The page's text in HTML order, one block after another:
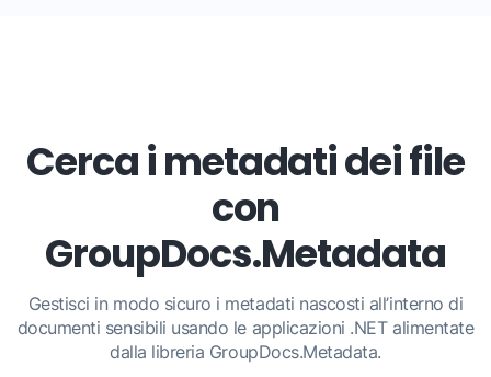
Cerca i metadati dei file
con
GroupDocs.Metadata
Gestisci in modo sicuro i metadati nascosti all’interno di
documenti sensibili usando le applicazioni .NET alimentate
dalla libreria GroupDocs.Metadata.